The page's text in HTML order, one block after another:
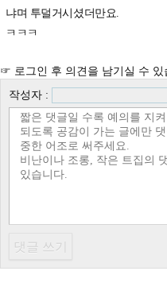
냐며 투덜거시셨더만요.
ㅋㅋㅋ
☞ 로그인 후 의견을 남기실 수 있
작성자 :